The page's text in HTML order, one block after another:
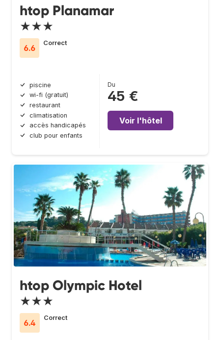
htop Planamar
★★★
6.6
Correct
piscine
wi-fi (gratuit)
restaurant
climatisation
accès handicapés
club pour enfants
Du
45 €
Voir l'hôtel
htop Olympic Hotel
★★★
6.4
Correct